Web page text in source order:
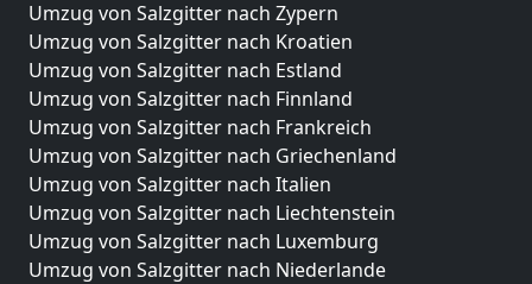
Umzug von Salzgitter nach Zypern
Umzug von Salzgitter nach Kroatien
Umzug von Salzgitter nach Estland
Umzug von Salzgitter nach Finnland
Umzug von Salzgitter nach Frankreich
Umzug von Salzgitter nach Griechenland
Umzug von Salzgitter nach Italien
Umzug von Salzgitter nach Liechtenstein
Umzug von Salzgitter nach Luxemburg
Umzug von Salzgitter nach Niederlande